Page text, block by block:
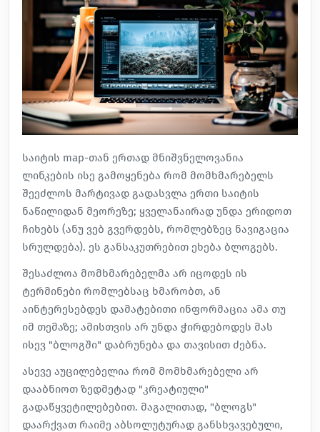
საიტის map-თან ერთად მნიშვნელოვანია
ლინკების ისე გამოყენება რომ მომხმარებელს
შეეძლოს მარტივად გადასვლა ერთი საიტის
ნაწილიდან მეორეზე; ყველანაირად უნდა ერიდოთ
ჩიხებს (ანუ ვებ გვერდებს, რომლებზეც ნავიგაცია
სრულდება). ეს განსაკუთრებით ეხება ბლოგებს.
შესაძლოა მომხმარებელმა არ იცოდეს ის
ტერმინები რომლებსაც ხმარობთ, ან
აინტერესებდეს დამატებითი ინფორმაცია ამა თუ
იმ თემაზე; ამისთვის არ უნდა ჭირდებოდეს მას
ისევ "ბლოგში" დაბრუნება და თავისით ძებნა.
ასევე აუცილებელია რომ მომხმარებელი არ
დააბნიოთ ზედმეტად "კრეატიული"
გადაწყვეტილებებით. მაგალითად, "ბლოგს"
დაარქვათ რაიმე აბსოლუტურად განსხვავებული,